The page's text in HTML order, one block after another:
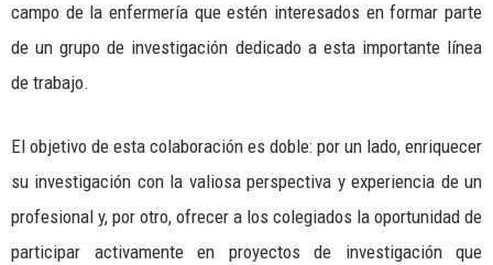
campo de la enfermería que estén interesados en formar parte
de un grupo de investigación dedicado a esta importante línea
de trabajo.
El objetivo de esta colaboración es doble: por un lado, enriquecer
su investigación con la valiosa perspectiva y experiencia de un
profesional y, por otro, ofrecer a los colegiados la oportunidad de
participar activamente en proyectos de investigación que